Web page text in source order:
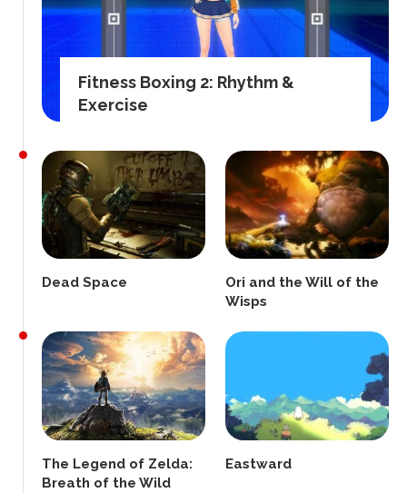
Fitness Boxing 2: Rhythm &
Exercise
Dead Space
Ori and the Will of the
Wisps
The Legend of Zelda:
Breath of the Wild
Eastward